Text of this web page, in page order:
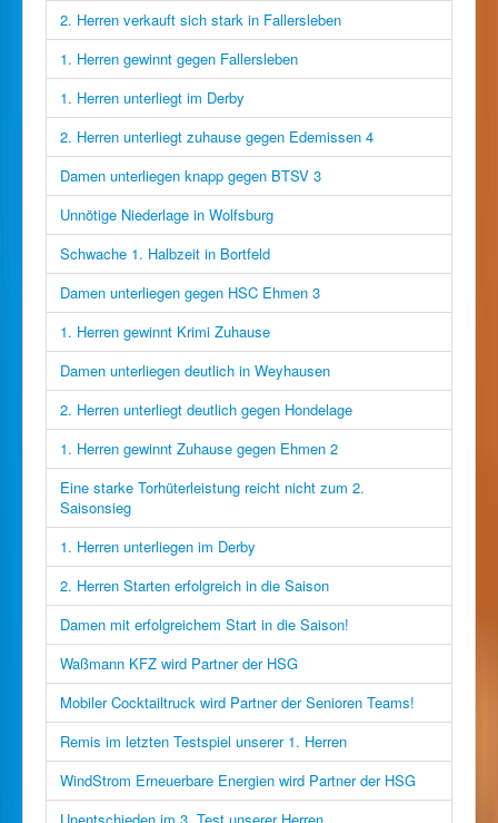
2. Herren verkauft sich stark in Fallersleben
1. Herren gewinnt gegen Fallersleben
1. Herren unterliegt im Derby
2. Herren unterliegt zuhause gegen Edemissen 4
Damen unterliegen knapp gegen BTSV 3
Unnötige Niederlage in Wolfsburg
Schwache 1. Halbzeit in Bortfeld
Damen unterliegen gegen HSC Ehmen 3
1. Herren gewinnt Krimi Zuhause
Damen unterliegen deutlich in Weyhausen
2. Herren unterliegt deutlich gegen Hondelage
1. Herren gewinnt Zuhause gegen Ehmen 2
Eine starke Torhüterleistung reicht nicht zum 2.
Saisonsieg
1. Herren unterliegen im Derby
2. Herren Starten erfolgreich in die Saison
Damen mit erfolgreichem Start in die Saison!
Waßmann KFZ wird Partner der HSG
Mobiler Cocktailtruck wird Partner der Senioren Teams!
Remis im letzten Testspiel unserer 1. Herren
WindStrom Erneuerbare Energien wird Partner der HSG